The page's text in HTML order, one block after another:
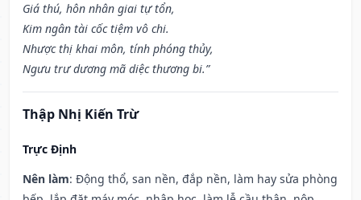
Giá thú, hôn nhân giai tự tổn,
Kim ngân tài cốc tiệm vô chi.
Nhược thị khai môn, tính phóng thủy,
Ngưu trư dương mã diệc thương bi.”
Thập Nhị Kiến Trừ
Trực Định
Nên làm: Động thổ, san nền, đắp nền, làm hay sửa phòng